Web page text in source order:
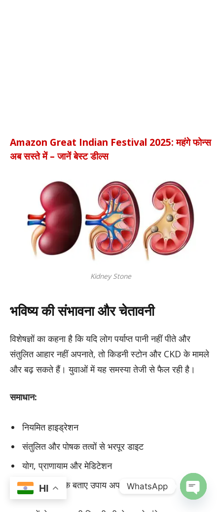
Amazon Great Indian Festival 2025: महंगे फोन्स
अब सस्ते में – जानें बेस्ट डील्स
Kidney Stone
भविष्य की संभावना और चेतावनी
विशेषज्ञों का कहना है कि यदि लोग पर्याप्त पानी नहीं पीते और
संतुलित आहार नहीं अपनाते, तो किडनी स्टोन और CKD के मामले
और बढ़ सकते हैं। युवाओं में यह समस्या तेजी से फैल रही है।
समाधान:
नियमित हाइड्रेशन
संतुलित और पोषक तत्वों से भरपूर डाइट
योग, प्राणायाम और मेडिटेशन
स्वामी रामदेव के बताए उपाय अपनाना
HI WhatsApp